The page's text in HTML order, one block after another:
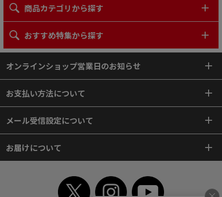
商品カテゴリから探す
おすすめ特集から探す
オンラインショップ営業日のお知らせ
お支払い方法について
メール受信設定について
お届けについて